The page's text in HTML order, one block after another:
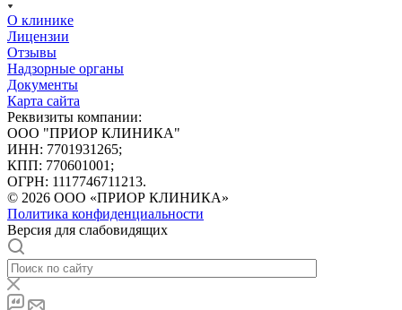
О клинике
Лицензии
Отзывы
Надзорные органы
Документы
Карта сайта
Реквизиты компании:
ООО "ПРИОР КЛИНИКА"
ИНН: 7701931265;
КПП: 770601001;
ОГРН: 1117746711213.
© 2026 ООО «ПРИОР КЛИНИКА»
Политика конфиденциальности
Версия для слабовидящих